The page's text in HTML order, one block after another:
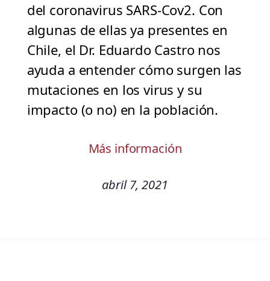
del coronavirus SARS-Cov2. Con
algunas de ellas ya presentes en
Chile, el Dr. Eduardo Castro nos
ayuda a entender cómo surgen las
mutaciones en los virus y su
impacto (o no) en la población.
Más información
abril 7, 2021